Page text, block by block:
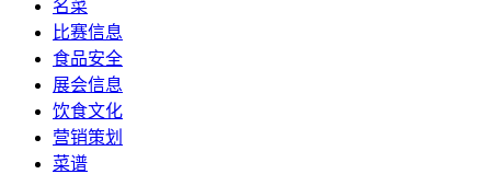
名菜
比赛信息
食品安全
展会信息
饮食文化
营销策划
菜谱